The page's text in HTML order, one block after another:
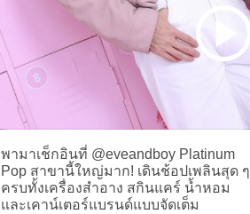
พามาเช็กอินที่ @eveandboy Platinum
Pop สาขานี้ใหญ่มาก! เดินช้อปเพลินสุด ๆ
ครบทั้งเครื่องสำอาง สกินแคร์ น้ำหอม
และเคาน์เตอร์แบรนด์แบบจัดเต็ม